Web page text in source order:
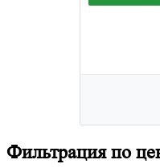
Фильтрацияпо